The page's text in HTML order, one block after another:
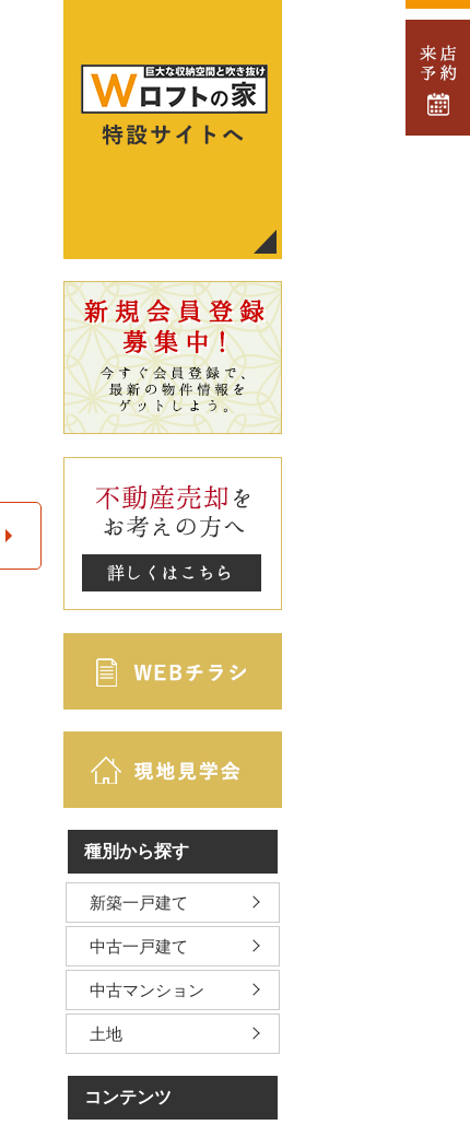
種別から探す
新築一戸建て
中古一戸建て
中古マンション
土地
コンテンツ